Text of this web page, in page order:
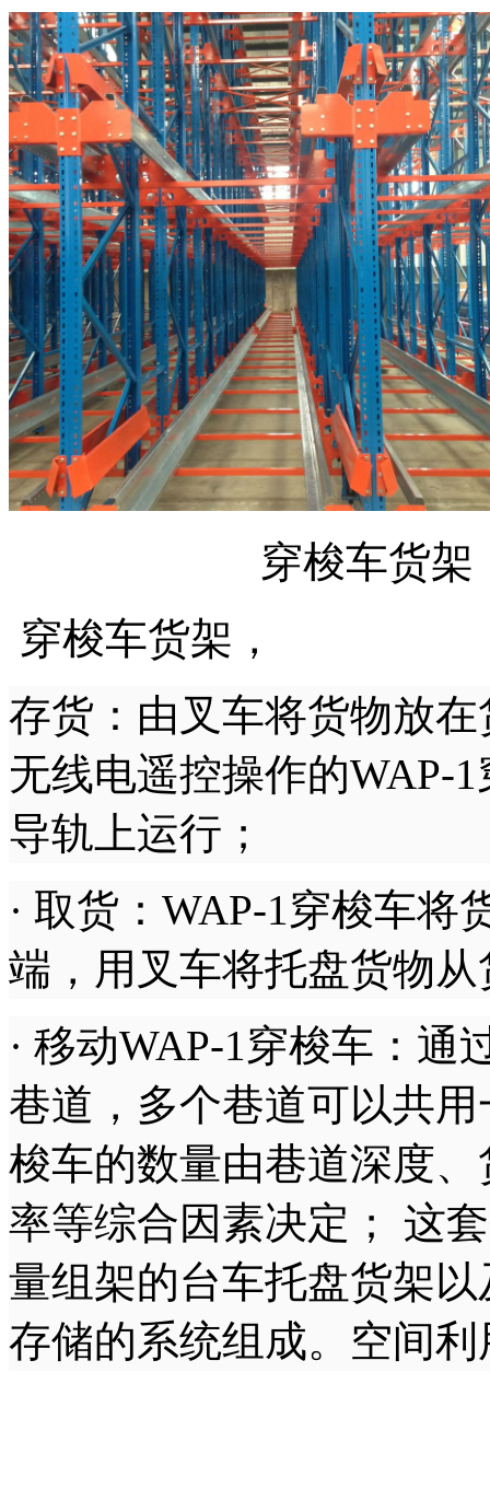
穿梭车货架
穿梭车货架，
存货：由叉车将货物放
无线电遥控操作的WAP-
导轨上运行；
· 取货：WAP-1穿梭车
端，用叉车将托盘货物
· 移动WAP-1穿梭车：
巷道，多个巷道可以共
梭车的数量由巷道深度
率等综合因素决定； 这
量组架的台车托盘货架
存储的系统组成。空间利